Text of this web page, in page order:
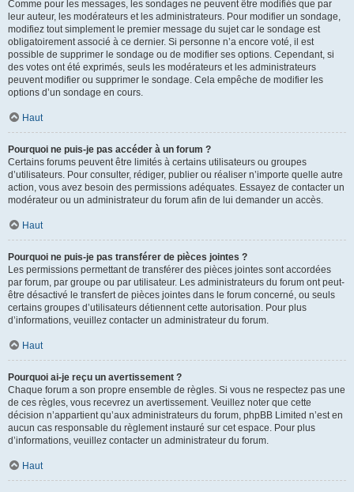
Comme pour les messages, les sondages ne peuvent être modifiés que par
leur auteur, les modérateurs et les administrateurs. Pour modifier un sondage,
modifiez tout simplement le premier message du sujet car le sondage est
obligatoirement associé à ce dernier. Si personne n’a encore voté, il est
possible de supprimer le sondage ou de modifier ses options. Cependant, si
des votes ont été exprimés, seuls les modérateurs et les administrateurs
peuvent modifier ou supprimer le sondage. Cela empêche de modifier les
options d’un sondage en cours.
Haut
Pourquoi ne puis-je pas accéder à un forum ?
Certains forums peuvent être limités à certains utilisateurs ou groupes
d’utilisateurs. Pour consulter, rédiger, publier ou réaliser n’importe quelle autre
action, vous avez besoin des permissions adéquates. Essayez de contacter un
modérateur ou un administrateur du forum afin de lui demander un accès.
Haut
Pourquoi ne puis-je pas transférer de pièces jointes ?
Les permissions permettant de transférer des pièces jointes sont accordées
par forum, par groupe ou par utilisateur. Les administrateurs du forum ont peut-
être désactivé le transfert de pièces jointes dans le forum concerné, ou seuls
certains groupes d’utilisateurs détiennent cette autorisation. Pour plus
d’informations, veuillez contacter un administrateur du forum.
Haut
Pourquoi ai-je reçu un avertissement ?
Chaque forum a son propre ensemble de règles. Si vous ne respectez pas une
de ces règles, vous recevrez un avertissement. Veuillez noter que cette
décision n’appartient qu’aux administrateurs du forum, phpBB Limited n’est en
aucun cas responsable du règlement instauré sur cet espace. Pour plus
d’informations, veuillez contacter un administrateur du forum.
Haut